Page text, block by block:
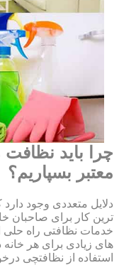
چرا باید
معتبر بسپاریم؟
دلایل متعددی وجود
ترین کار برای صاحبان
خدمات نظافتی راه حلی
های زیادی برای هر خانه
استفاده از نظافتچی